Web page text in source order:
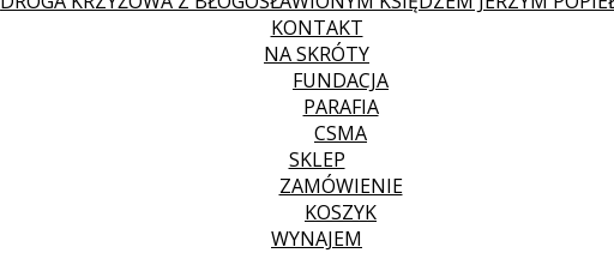
KONTAKT
NA SKRÓTY
FUNDACJA
PARAFIA
CSMA
SKLEP
ZAMÓWIENIE
KOSZYK
WYNAJEM